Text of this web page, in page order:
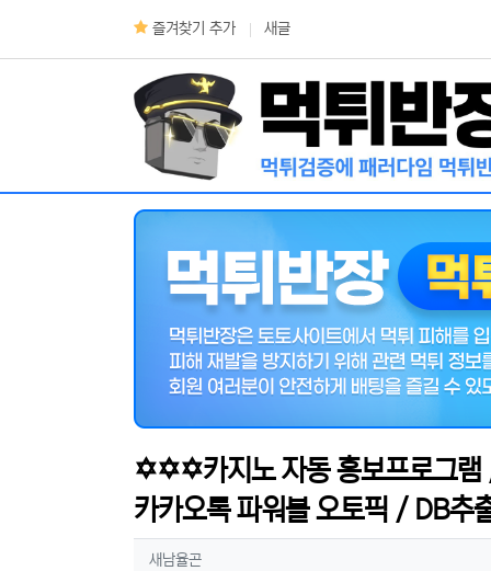
즐겨찾기 추가
새글
✡️✡️✡️카지노 자동 홍보프로그램
카카오톡 파워볼 오토픽 / DB
작성자 정보
새남율곤작성